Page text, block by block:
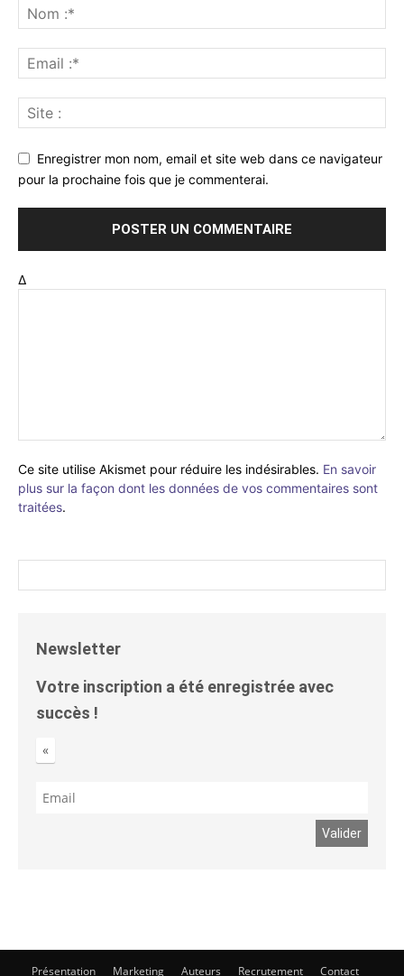
Enregistrer mon nom, email et site web dans ce navigateur
pour la prochaine fois que je commenterai.
Δ
Ce site utilise Akismet pour réduire les indésirables. En savoir
plus sur la façon dont les données de vos commentaires sont
traitées.
Newsletter
Votre inscription a été enregistrée avec
succès !
«
Présentation Marketing Auteurs Recrutement Contact